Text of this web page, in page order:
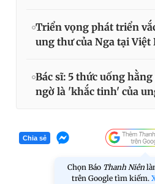
Triển vọng phát triển
ung thư của Nga tại Việt
Bác sĩ: 5 thức uống
ngờ là 'khắc tinh' của
Chia sẻ
Chọn Báo Thanh Niên
trên Google tìm kiếm.